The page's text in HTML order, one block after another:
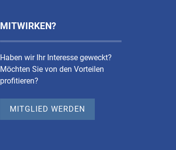
MITWIRKEN?
Haben wir Ihr Interesse geweckt?
Möchten Sie von den Vorteilen
profitieren?
MITGLIED WERDEN